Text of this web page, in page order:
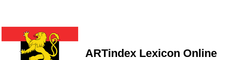
ARTindex Lexicon Online